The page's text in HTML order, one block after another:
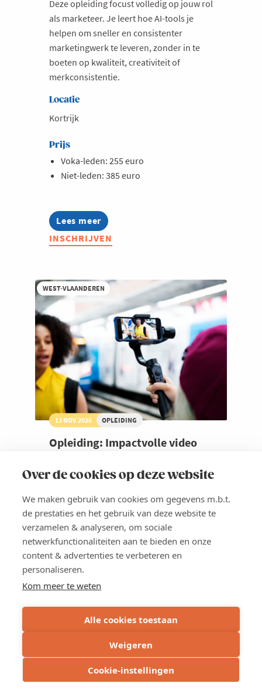
Over de cookies op deze website
We maken gebruik van cookies om gegevens m.b.t.
de prestaties en het gebruik van deze website te
verzamelen & analyseren, om sociale
netwerkfunctionaliteiten aan te bieden en onze
content & advertenties te verbeteren en
personaliseren.
Kom meer te weten
Alle cookies toestaan
Weigeren
Cookie-instellingen
Deze opleiding focust volledig op jouw rol
als marketeer. Je leert hoe AI-tools je
helpen om sneller en consistenter
marketingwerk te leveren, zonder in te
boeten op kwaliteit, creativiteit of
merkconsistentie.
Locatie
Kortrijk
Prijs
Voka-leden: 255 euro
Niet-leden: 385 euro
Lees meer
about
Opleiding:
AI
INSCHRIJVEN
WEST-VLAANDEREN
13 NOV 2026 OPLEIDING
Opleiding: Impactvolle video
smartphone
Video is vandaag onmisbaar in elke
marketingaanpak. Maar hoe zet je video
slim en doelgericht in? Hoe zorg je dat je
smartphonevideo’s niet alleen mooi zijn,
maar ook bijdragen aan je bedrijfs- en
marketingdoelen?
Prijs
Voka-leden: 765 euro
Niet-leden: 1.155 euro
Lees meer
INSCHRIJVEN